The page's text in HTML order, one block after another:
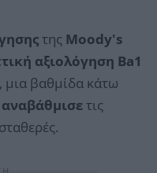
της Moody's
αξιολόγηση Ba1
, μια βαθμίδα κάτω
αναβάθμισετις